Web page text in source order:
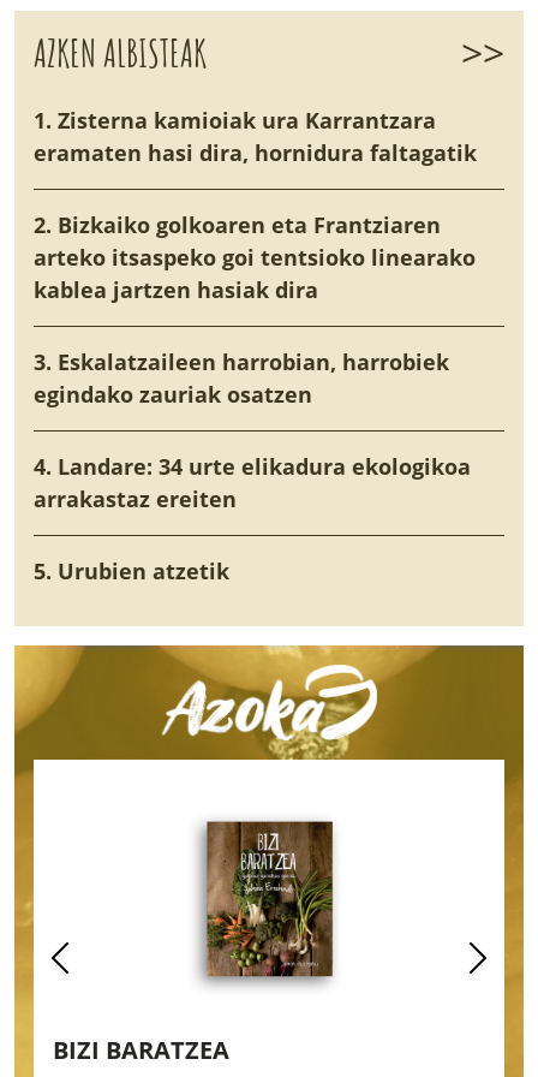
AZKEN ALBISTEAK >>
1. Zisterna kamioiak ura Karrantzara
eramaten hasi dira, hornidura faltagatik
2. Bizkaiko golkoaren eta Frantziaren
arteko itsaspeko goi tentsioko linearako
kablea jartzen hasiak dira
3. Eskalatzaileen harrobian, harrobiek
egindako zauriak osatzen
4. Landare: 34 urte elikadura ekologikoa
arrakastaz ereiten
5. Urubien atzetik
BIZI BARATZEA